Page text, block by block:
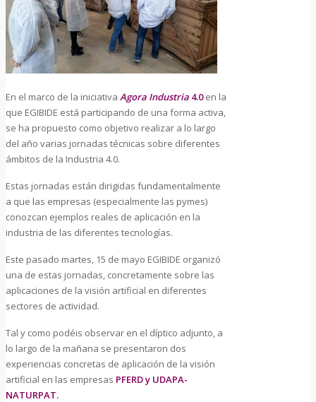
En el marco de la iniciativa Agora Industria 4.0en la
que EGIBIDE está participando de una forma activa,
se ha propuesto como objetivo realizar a lo largo
del año varias jornadas técnicas sobre diferentes
ámbitos de la Industria 4.0.
Estas jornadas están dirigidas fundamentalmente
a que las empresas (especialmente las pymes)
conozcan ejemplos reales de aplicación en la
industria de las diferentes tecnologías.
Este pasado martes, 15 de mayo EGIBIDE organizó
una de estas jornadas, concretamente sobre las
aplicaciones de la visión artificial en diferentes
sectores de actividad.
Tal y como podéis observar en el díptico adjunto, a
lo largo de la mañana se presentaron dos
experiencias concretas de aplicación de la visión
artificial en las empresas PFERD y UDAPA-
NATURPAT.